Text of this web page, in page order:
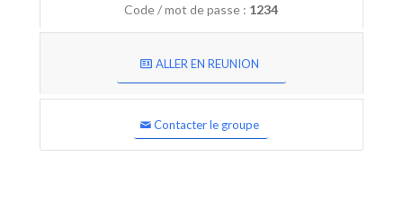
Code / mot de passe : 1234
ALLER EN REUNION
Contacter le groupe